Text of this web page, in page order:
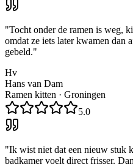
"Tocht onder de ramen is weg,
omdat ze iets later kwamen dan
gebeld."
Hv
Hans van Dam
Ramen kitten · Groningen
5.0
"Ik wist niet dat een nieuw stuk
badkamer voelt direct frisser.